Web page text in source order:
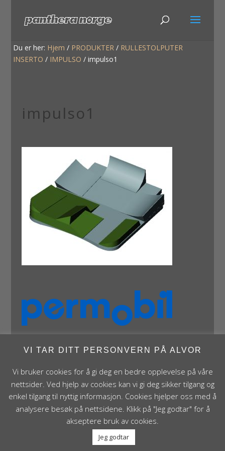
Du er her: Hjem / PRODUKTER / RULLESTOLPUTER
INSERTO / IMPULSO /impulso1
impulso1
Panthera Norge AS • Røykenveien 142A • NO - 1386
Asker • Norge • post@panthera.no • Tlf: 90 24 55 55 •
Org.nr. NO 995 824 841 MVA Foretaksregisteret
VI TAR DITT PERSONVERN PÅ ALVOR
Vi bruker cookies for å gi deg en bedre opplevelse på våre
nettsider. Ved hjelp av cookies kan vi gi deg sikker tilgang og
enkel tilgang til nyttig informasjon. Cookies hjelper oss med å
analysere besøk på nettsidene. Klikk på "Jeg godtar" for å
akseptere bruk av cookies.
Jeg godtar